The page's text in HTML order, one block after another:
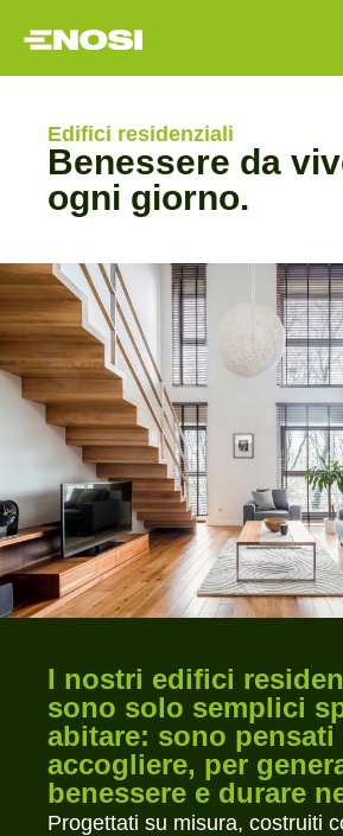
Edifici residenziali
Benessere da
ogni giorno.
I nostri edifici
sono solo semplici
abitare: sono pensati
accogliere, per
benessere e durare
Progettati su misura, costruiti